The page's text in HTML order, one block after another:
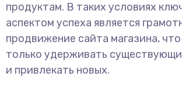
продуктам. В таких условиях
аспектом успеха является
продвижение сайта магазина,
только удерживать
и привлекать новых.